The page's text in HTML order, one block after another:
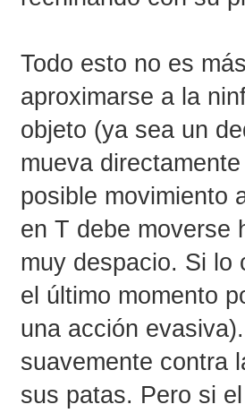
Todo esto no es
aproximarse a la
objeto (ya sea un
mueva
posible movimiento
en T debe moverse
muy despacio. Si lo
el último momento
una acción
suavemente contra
sus patas. Pero si